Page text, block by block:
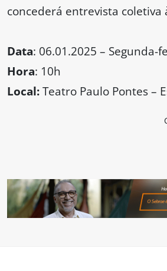
concederá entrevista coletiva
Data: 06.01.2025 – Segunda-
Hora: 10h
Local:Teatro Paulo Pontes –